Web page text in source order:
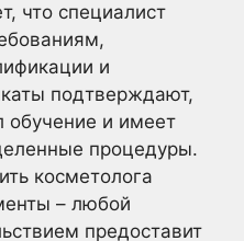
что специалист
и
подтверждают,
обучение и имеет
процедуры.
косметолога
– любой
предоставит